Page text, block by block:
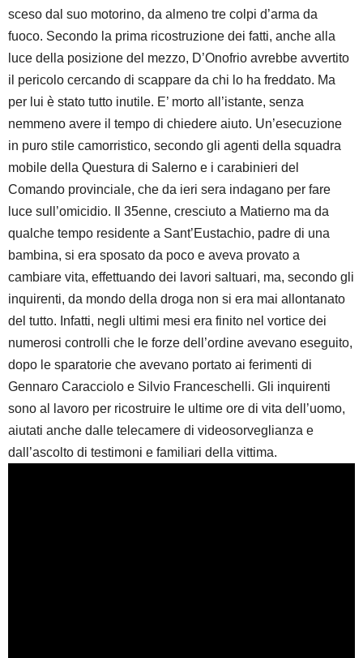
sceso dal suo motorino, da almeno tre colpi d’arma da
fuoco. Secondo la prima ricostruzione dei fatti, anche alla
luce della posizione del mezzo, D’Onofrio avrebbe avvertito
il pericolo cercando di scappare da chi lo ha freddato. Ma
per lui è stato tutto inutile. E’ morto all’istante, senza
nemmeno avere il tempo di chiedere aiuto. Un’esecuzione
in puro stile camorristico, secondo gli agenti della squadra
mobile della Questura di Salerno e i carabinieri del
Comando provinciale, che da ieri sera indagano per fare
luce sull’omicidio. Il 35enne, cresciuto a Matierno ma da
qualche tempo residente a Sant’Eustachio, padre di una
bambina, si era sposato da poco e aveva provato a
cambiare vita, effettuando dei lavori saltuari, ma, secondo gli
inquirenti, da mondo della droga non si era mai allontanato
del tutto. Infatti, negli ultimi mesi era finito nel vortice dei
numerosi controlli che le forze dell’ordine avevano eseguito,
dopo le sparatorie che avevano portato ai ferimenti di
Gennaro Caracciolo e Silvio Franceschelli. Gli inquirenti
sono al lavoro per ricostruire le ultime ore di vita dell’uomo,
aiutati anche dalle telecamere di videosorveglianza e
dall’ascolto di testimoni e familiari della vittima.